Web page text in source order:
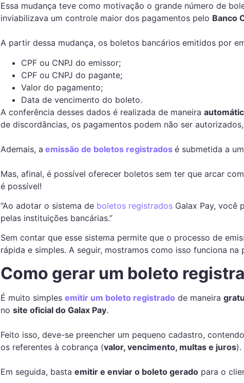
Essa mudança teve como motivação o grande número de
inviabilizava um controle maior dos pagamentos pelo Banco
A partir dessa mudança, os boletos bancários emitidos por
CPF ou CNPJ do emissor;
CPF ou CNPJ do pagante;
Valor do pagamento;
Data de vencimento do boleto.
A conferência desses dados é realizada de maneira
de discordâncias, os pagamentos podem não ser
Ademais, a emissão de boletos registrados é submetida a
Mas, afinal, é possível oferecer boletos sem ter que arcar
é possível!
“Ao adotar o sistema de boletos registrados Galax Pay, você
pelas instituições bancárias.”
Sem contar que esse sistema permite que o processo de
rápida e simples. A seguir, mostramos como isso funciona na
Como gerar um boleto
É muito simples emitir um boleto registrado de maneira
no site oficial do Galax Pay.
Feito isso, deve-se preencher um pequeno cadastro,
os referentes à cobrança (valor, vencimento, multas e juros).
Em seguida, basta emitir e enviar o boleto gerado para o